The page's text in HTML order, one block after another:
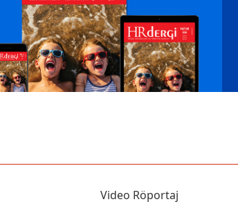
Video Röportaj